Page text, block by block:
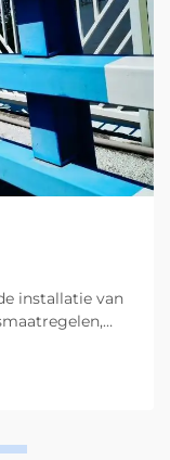
installatie van